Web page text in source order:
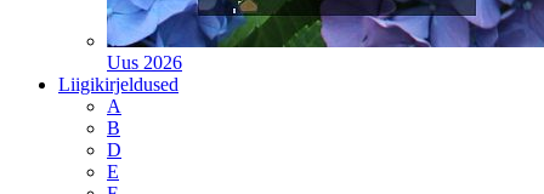
Uus 2026
Liigikirjeldused
A
B
D
E